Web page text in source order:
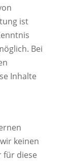
ist
Bei
Inhalte
keinen
für diese